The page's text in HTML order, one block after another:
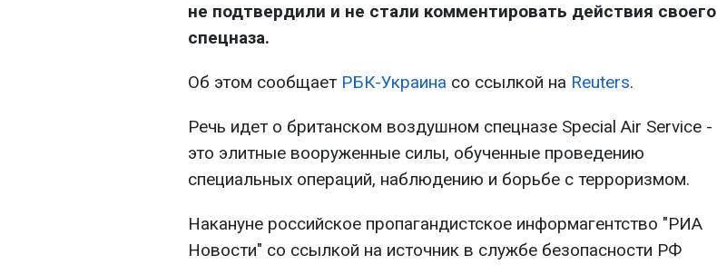
не подтвердили и не стали комментировать действия своего
спецназа.
Об этом сообщает РБК-Украина со ссылкой на Reuters.
Речь идет о британском воздушном спецназе Special Air Service -
это элитные вооруженные силы, обученные проведению
специальных операций, наблюдению и борьбе с терроризмом.
Накануне российское пропагандистское информагентство "РИА
Новости" со ссылкой на источник в службе безопасности РФ